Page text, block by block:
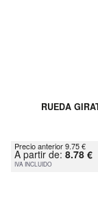
RUEDA
Precio anterior 9.75 €
A partir de: 8.78 €
IVA INCLUIDO